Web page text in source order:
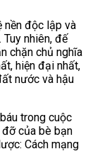
nền độc lập và
nhiên, đế
chặn chủ nghĩa
hiện đại nhất,
nước và hậu
trong cuộc
đỡ của bè bạn
Cách mạng